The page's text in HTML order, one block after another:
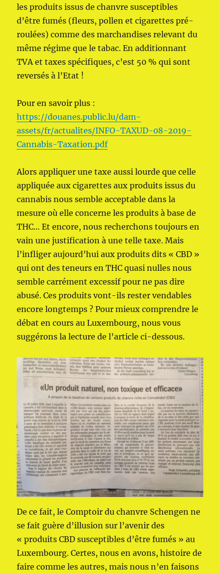
les produits issus de chanvre susceptibles
d’être fumés (fleurs, pollen et cigarettes pré-
roulées) comme des marchandises relevant du
même régime que le tabac. En additionnant
TVA et taxes spécifiques, c’est 50 % qui sont
reversés à l’Etat !
Pour en savoir plus :
https://douanes.public.lu/dam-
assets/fr/actualites/INFO-TAXUD-08-2019-
Cannabis-Taxation.pdf
Alors appliquer une taxe aussi lourde que celle
appliquée aux cigarettes aux produits issus du
cannabis nous semble acceptable dans la
mesure où elle concerne les produits à base de
THC… Et encore, nous recherchons toujours en
vain une justification à une telle taxe. Mais
l’infliger aujourd’hui aux produits dits « CBD »
qui ont des teneurs en THC quasi nulles nous
semble carrément excessif pour ne pas dire
abusé. Ces produits vont-ils rester vendables
encore longtemps ? Pour mieux comprendre le
débat en cours au Luxembourg, nous vous
suggérons la lecture de l’article ci-dessous.
De ce fait, le Comptoir du chanvre Schengen ne
se fait guère d’illusion sur l’avenir des
« produits CBD susceptibles d’être fumés » au
Luxembourg. Certes, nous en avons, histoire de
faire comme les autres, mais nous n’en faisons